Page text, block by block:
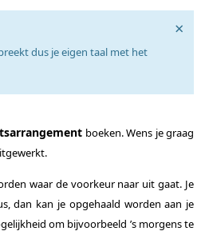
dus je eigen taal met het
×
boeken. Wens je graag
waar de voorkeur naar uit gaat. Je
dan kan je opgehaald worden aan je
om bijvoorbeeld ’s morgens te